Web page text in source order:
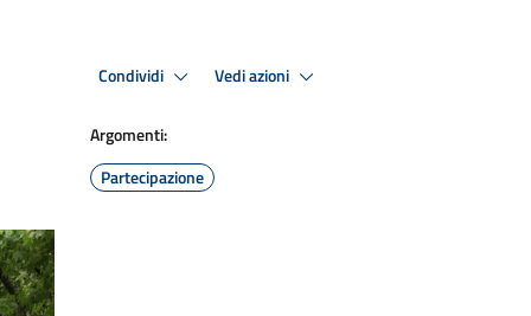
Condividi Vedi azioni
Argomenti:
Partecipazione